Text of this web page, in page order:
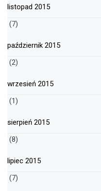
listopad 2015
(7)
październik 2015
(2)
wrzesień 2015
(1)
sierpień 2015
(8)
lipiec 2015
(7)